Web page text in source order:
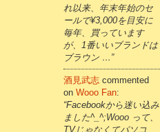
れ以来、年末年始のセ
ールで¥3,000を目安に
毎年、買っています
が、1番いいブランドは
ブラウン …”
酒見武志 commented
on Wooo Fan:
“Facebookから迷い込み
ました^_^;Wooo って、
TVじゃなくてパソコ